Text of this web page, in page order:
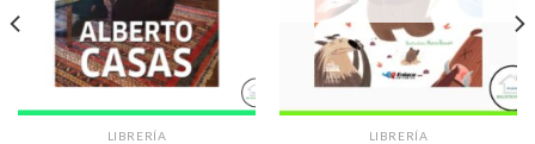
LIBRERÍA LIBRERÍA